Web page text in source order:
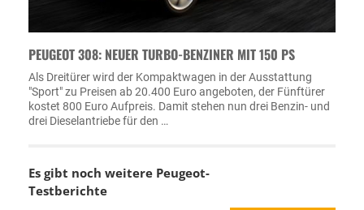
PEUGEOT 308: NEUER TURBO-BENZINER MIT 150 PS
Als Dreitürer wird der Kompaktwagen in der Ausstattung
"Sport" zu Preisen ab 20.400 Euro angeboten, der Fünftürer
kostet 800 Euro Aufpreis. Damit stehen nun drei Benzin- und
drei Dieselantriebe für den …
Es gibt noch weitere Peugeot-
Testberichte